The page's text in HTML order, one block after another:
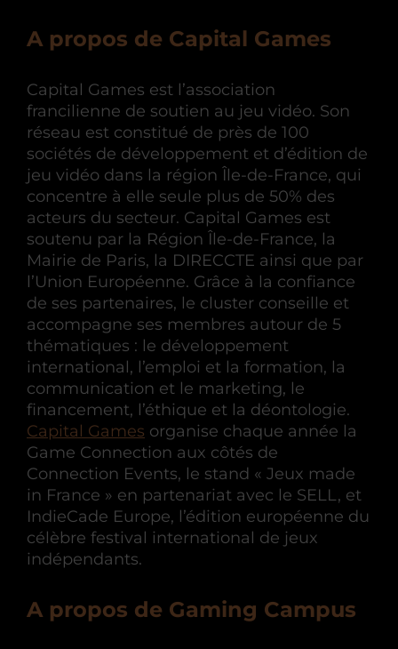
A propos de Capital Games
Capital Games est l’association
francilienne de soutien au jeu vidéo. Son
réseau est constitué de près de 100
sociétés de développement et d’édition de
jeu vidéo dans la région Île-de-France, qui
concentre à elle seule plus de 50% des
acteurs du secteur. Capital Games est
soutenu par la Région Île-de-France, la
Mairie de Paris, la DIRECCTE ainsi que par
l’Union Européenne. Grâce à la confiance
de ses partenaires, le cluster conseille et
accompagne ses membres autour de 5
thématiques : le développement
international, l’emploi et la formation, la
communication et le marketing, le
financement, l’éthique et la déontologie.
Capital Games organise chaque année la
Game Connection aux côtés de
Connection Events, le stand « Jeux made
in France » en partenariat avec le SELL, et
IndieCade Europe, l’édition européenne du
célèbre festival international de jeux
indépendants.
A propos de Gaming Campus